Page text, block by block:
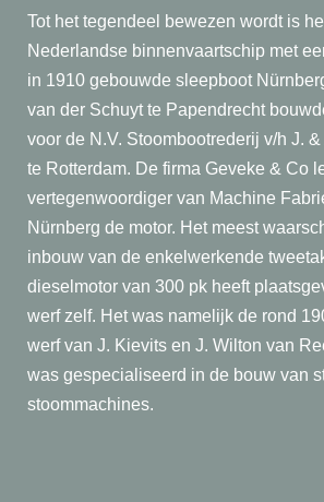
Tot het tegendeel bewezen wordt is
Nederlandse binnenvaartschip met
in 1910 gebouwde sleepboot
van der Schuyt te Papendrecht
voor de N.V. Stoombootrederij v/h J.
te Rotterdam. De firma Geveke & Co
vertegenwoordiger van Machine
Nürnberg de motor. Het meest
inbouw van de enkelwerkende
dieselmotor van 300 pk heeft
werf zelf. Het was namelijk de rond
werf van J. Kievits en J. Wilton van
was gespecialiseerd in de bouw van
stoommachines.